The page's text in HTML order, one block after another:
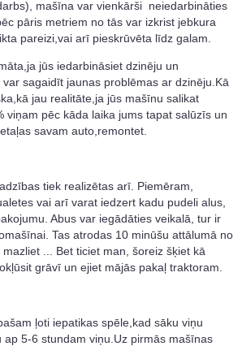
mašīna var vienkārši neiedarbināties
pāris metriem no tās var izkrist jebkura
pareizi,vai arī pieskrūvēta līdz galam.
jūs iedarbināsiet dzinēju un
sagaidīt jaunas problēmas ar dzinēju.Kā
jau realitāte,ja jūs mašīnu salikat
viņam pēc kāda laika jums tapat salūzīs un
savam auto,remontet.
tiek realizētas arī. Piemēram,
vai arī varat iedzert kadu pudeli alus,
Abus var iegādāties veikalā, tur ir
Tas atrodas 10 minūšu attālumā no
... Bet ticiet man, šoreiz šķiet kā
grāvī un ejiet mājās pakaļ traktoram.
ļoti iepatikas spēle,kad sāku viņu
ap 5-6 stundam viņu.Uz pirmās mašīnas